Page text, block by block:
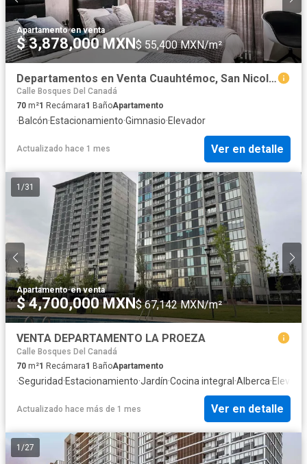
Apartamento·en venta
$ 3,878,000 MXN$ 55,400 MXN/m²
Departamentos en Venta Cuauhtémoc, San Nicolas de los Garza
Calle Bosques Del Canadá
70 m²1 Recámara1 BañoApartamento
·Balcón·Estacionamiento·Gimnasio·Elevador
Actualizado hace 1 mes Ver en detalle
1 /31
Apartamento·en venta
$ 4,700,000 MXN$ 67,142 MXN/m²
VENTA DEPARTAMENTO LA PROEZA
Calle Bosques Del Canadá
70 m²1 Recámara1 BañoApartamento
·Seguridad·Estacionamiento·Jardín·Cocina integral ·Alberca·
Actualizado hace más de 1 mes Ver en detalle
1 /27